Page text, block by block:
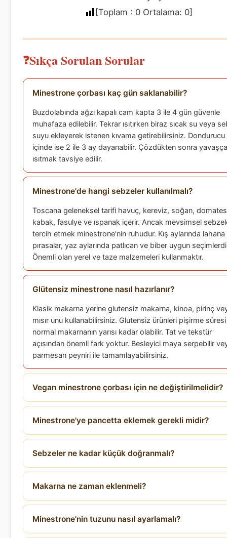
[Toplam : 0 Ortalama: 0]
Sıkça Sorulan Sorular
Minestrone çorbası kaç gün saklanabilir?
Buzdolabında ağzı kapalı cam kapta 3 ile 4 gün güvenle
muhafaza edilebilir. Tekrar ısıtırken biraz sıcak su veya
suyu ekleyerek istenen kıvama getirebilirsiniz. Dondurucu
içinde ise 2 ile 3 ay dayanabilir. Çözdükten sonra yavaşça
ısıtmak tavsiye edilir.
Minestrone'de hangi sebzeler kullanılmalı?
Toscana geleneksel tarifi havuç, kereviz, soğan,
kabak, fasulye ve ıspanak içerir. Ancak mevsimsel
tercih etmek minestrone'nin ruhudur. Kış aylarında lahana
pırasalar, yaz aylarında patlıcan ve biber uygun
Önemli olan yerel ve taze malzemeleri kullanmaktır.
Glütensiz minestrone nasıl hazırlanır?
Klasik makarna yerine glutensiz makarna, kinoa, pirinç
mısır unu kullanabilirsiniz. Glutensiz ürünleri pişirme süresi
normal makarnanın yarısı kadar olabilir. Tat ve tekstür
açısından önemli fark yoktur. Besleyici maya serpebilir
parmesan peyniri ile tamamlayabilirsiniz.
Vegan minestrone çorbası için ne değiştirilmelidir?
Minestrone'ye pancetta eklemek gerekli midir?
Sebzeler ne kadar küçük doğranmalı?
Makarna ne zaman eklenmeli?
Minestrone'nin tuzunu nasıl ayarlamalı?